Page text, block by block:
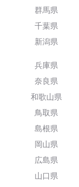
群馬県
千葉県
新潟県
兵庫県
奈良県
和歌山県
鳥取県
島根県
岡山県
広島県
山口県